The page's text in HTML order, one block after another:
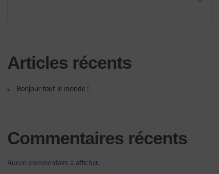
Articles récents
Bonjour tout le monde !
Commentaires récents
Aucun commentaire à afficher.